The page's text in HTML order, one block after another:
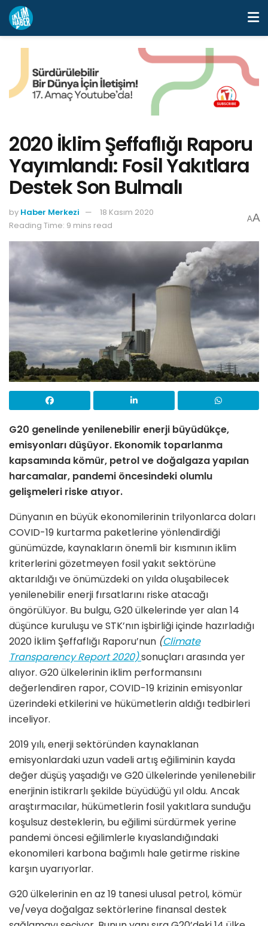
2020 İklim Şeffaflığı Raporu
Yayımlandı: Fosil Yakıtlara
Destek Son Bulmalı
by Haber Merkezi
18 Kasım 2020
Reading Time: 9 mins read
AA
G20 genelinde yenilenebilir enerji büyüdükçe,
emisyonları düşüyor. Ekonomik toparlanma
kapsamında kömür, petrol ve doğalgaza yapılan
harcamalar, pandemi öncesindeki olumlu
gelişmeleri riske atıyor.
Dünyanın en büyük ekonomilerinin trilyonlarca doları
COVID-19 kurtarma paketlerine yönlendirdiği
günümüzde, kaynakların önemli bir kısmının iklim
kriterlerini gözetmeyen fosil yakıt sektörüne
aktarıldığı ve önümüzdeki on yılda oluşabilecek
yenilenebilir enerji fırsatlarını riske atacağı
öngörülüyor. Bu bulgu, G20 ülkelerinde yer alan 14
düşünce kuruluşu ve STK’nın işbirliği içinde hazırladığı
2020 İklim Şeffaflığı Raporu’nun (Climate
Transparency Report 2020)sonuçları arasında yer
alıyor. G20 ülkelerinin iklim performansını
değerlendiren rapor, COVID-19 krizinin emisyonlar
üzerindeki etkilerini ve hükümetlerin aldığı tedbirleri
inceliyor.
2019 yılı, enerji sektöründen kaynaklanan
emisyonlardaki uzun vadeli artış eğiliminin kayda
değer düşüş yaşadığı ve G20 ülkelerinde yenilenebilir
enerjinin istikrarlı şekilde büyüdüğü yıl oldu. Ancak
araştırmacılar, hükümetlerin fosil yakıtlara sunduğu
koşulsuz desteklerin, bu eğilimi sürdürmek yerine
pandemi öncesi eğilimlerle kıyaslandığındaki
ekonomileri karbona bağımlı hale getirme riskine
karşın uyarıyorlar.
G20 ülkelerinin en az 19 tanesi ulusal petrol, kömür
ve/veya doğalgaz sektörlerine finansal destek